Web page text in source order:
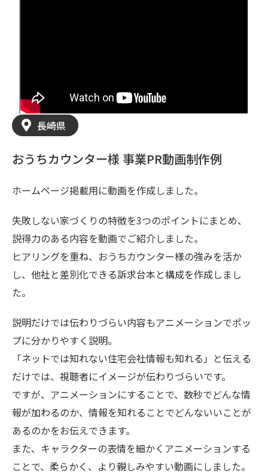
長崎県
おうちカウンター様 事業PR動画制作例
ホームページ掲載用に動画を作成しました。
失敗しない家づくりの特徴を3つのポイントにまとめ、
説得力のある内容を動画でご紹介しました。
ヒアリングを重ね、おうちカウンター様の強みを活か
し、他社と差別化できる訴求台本と構成を作成しまし
た。
説明だけでは伝わりづらい内容もアニメーションでポッ
プに分かりやすく説明。
「ネットでは知れない住宅会社情報も知れる」と伝える
だけでは、視聴者にイメージが伝わりづらいです。
ですが、アニメーションにすることで、数秒でどんな情
報が加わるのか、情報を知れることでどんないいことが
あるのかをお伝えできます。
また、キャラクターの表情を細かくアニメーションする
ことで、柔らかく、より親しみやすい動画にしました。